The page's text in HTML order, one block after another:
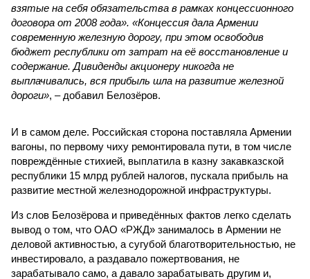
взятые на себя обязательства в рамках концессионного
договора от 2008 года». «Концессия дала Армении
современную железную дорогу, при этом освободив
бюджет республики от затрат на её восстановление и
содержание. Дивиденды акционеру никогда не
выплачивались, вся прибыль шла на развитие железной
дороги», – добавил Белозёров.
И в самом деле. Российская сторона поставляла Армении
вагоны, по первому чиху ремонтировала пути, в том числе
повреждённые стихией, выплатила в казну закавказской
республики 15 млрд рублей налогов, пускала прибыль на
развитие местной железнодорожной инфраструктуры.
Из слов Белозёрова и приведённых фактов легко сделать
вывод о том, что ОАО «РЖД» занималось в Армении не
деловой активностью, а сугубой благотворительностью, не
инвестировало, а раздавало пожертвования, не
зарабатывало само, а давало зарабатывать другим и,